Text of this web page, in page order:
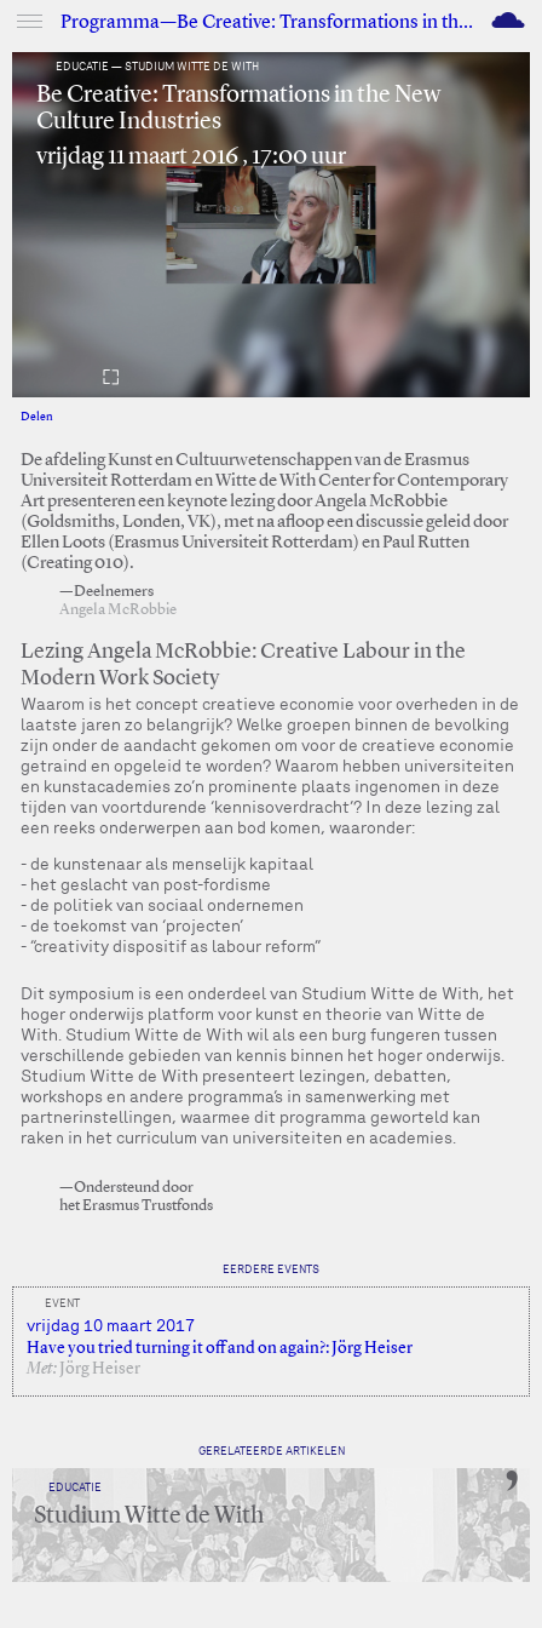
Programma—Be Creative: Transformations in the New Culture Industries M
EDUCATIE — STUDIUM WITTE DE WITH
Be Creative: Transformations in the New
Culture Industries
vrijdag 11 maart 2016 , 17:00 uur
Delen
De afdeling Kunst en Cultuurwetenschappen van de Erasmus
Universiteit Rotterdam en Witte de With Center for Contemporary
Art presenteren een keynote lezing door Angela McRobbie
(Goldsmiths, Londen, VK), met na afloop een discussie geleid door
Ellen Loots (Erasmus Universiteit Rotterdam) en Paul Rutten
(Creating 010).
—Deelnemers
Angela McRobbie
Lezing Angela McRobbie: Creative Labour in the
Modern Work Society
Waarom is het concept creatieve economie voor overheden in de
laatste jaren zo belangrijk? Welke groepen binnen de bevolking
zijn onder de aandacht gekomen om voor de creatieve economie
getraind en opgeleid te worden? Waarom hebben universiteiten
en kunstacademies zo’n prominente plaats ingenomen in deze
tijden van voortdurende ‘kennisoverdracht’? In deze lezing zal
een reeks onderwerpen aan bod komen, waaronder:
de kunstenaar als menselijk kapitaal
het geslacht van post-fordisme
de politiek van sociaal ondernemen
de toekomst van ‘projecten’
“creativity dispositif as labour reform”
Dit symposium is een onderdeel van Studium Witte de With, het
hoger onderwijs platform voor kunst en theorie van Witte de
With. Studium Witte de With wil als een burg fungeren tussen
verschillende gebieden van kennis binnen het hoger onderwijs.
Studium Witte de With presenteert lezingen, debatten,
workshops en andere programma’s in samenwerking met
partnerinstellingen, waarmee dit programma geworteld kan
raken in het curriculum van universiteiten en academies.
—Ondersteund door
het Erasmus Trustfonds
EERDERE EVENTS
EVENT
vrijdag 10 maart 2017
Have you tried turning it off and on again?: Jörg Heiser
Met: Jörg Heiser
GERELATEERDE ARTIKELEN
EDUCATIE
Studium Witte de With